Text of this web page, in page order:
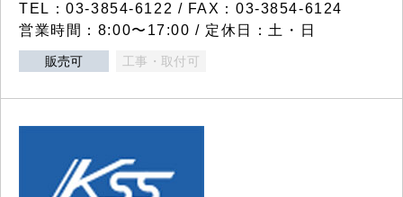
TEL：03-3854-6122 / FAX：03-3854-6124
営業時間：8:00〜17:00 / 定休日：土・日
販売可 工事・取付可